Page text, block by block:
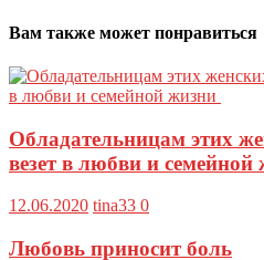
Вам также может понравиться
Обладательницам этих
везет в любви и семейной
12.06.2020 tina33 0
Любовь приносит боль